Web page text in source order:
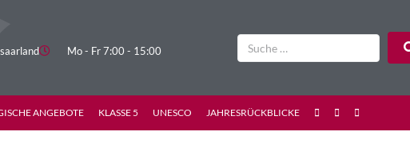
Mo - Fr 7:00 - 15:00
ANGEBOTE KLASSE 5 UNESCO JAHRESRÜCKBLICKE